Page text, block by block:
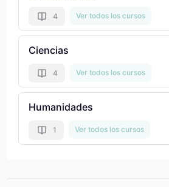
4 Ver todos los cursos
Ciencias
4 Ver todos los cursos
Humanidades
1 Ver todos los cursos